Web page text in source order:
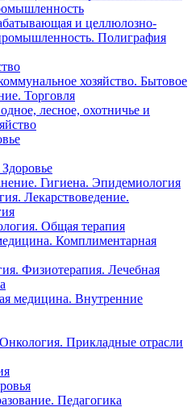
и целлюлозно-
Полиграфия
хозяйство. Бытовое
Торговля
лесное, охотничье и
Гигиена. Эпидемиология
Лекарствоведение.
Общая терапия
Комплиментарная
Физиотерапия. Лечебная
медицина. Внутренние
Прикладные отрасли
Педагогика